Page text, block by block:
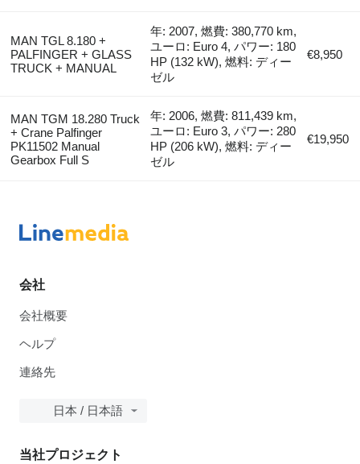
MAN TGL 8.180 +
PALFINGER + GLASS
TRUCK + MANUAL
年: 2007, 燃費: 380,770 km,
ユーロ: Euro 4, パワー: 180
HP (132 kW), 燃料: ディー
ゼル
€8,950
MAN TGM 18.280 Truck
+ Crane Palfinger
PK11502 Manual
Gearbox Full S
年: 2006, 燃費: 811,439 km,
ユーロ: Euro 3, パワー: 280
HP (206 kW), 燃料: ディー
ゼル
€19,950
会社
会社概要
ヘルプ
連絡先
日本 / 日本語
当社プロジェクト